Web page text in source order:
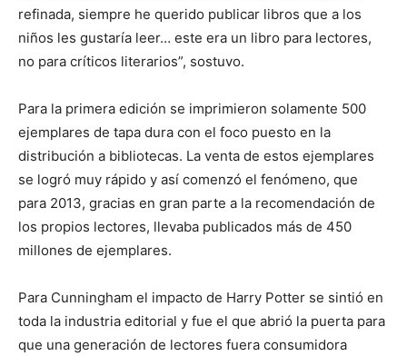
refinada, siempre he querido publicar libros que a los
niños les gustaría leer… este era un libro para lectores,
no para críticos literarios”, sostuvo.
Para la primera edición se imprimieron solamente 500
ejemplares de tapa dura con el foco puesto en la
distribución a bibliotecas. La venta de estos ejemplares
se logró muy rápido y así comenzó el fenómeno, que
para 2013, gracias en gran parte a la recomendación de
los propios lectores, llevaba publicados más de 450
millones de ejemplares.
Para Cunningham el impacto de Harry Potter se sintió en
toda la industria editorial y fue el que abrió la puerta para
que una generación de lectores fuera consumidora